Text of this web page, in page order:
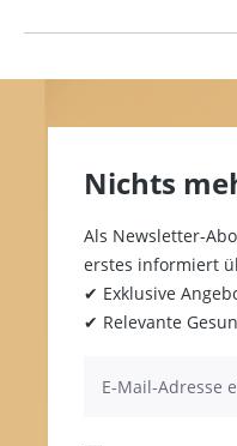
Nichts
Als Newsletter-
erstes informiert
✔ Exklusive
✔ Relevante